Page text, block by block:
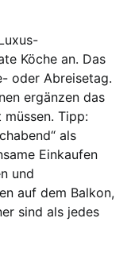
Köche an. Das
oder Abreisetag.
ergänzen das
Tipp:
als
Einkaufen
und
auf dem Balkon,
sind als jedes